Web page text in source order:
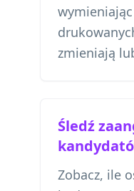
zmieniają
Śledź
Zobacz, ile